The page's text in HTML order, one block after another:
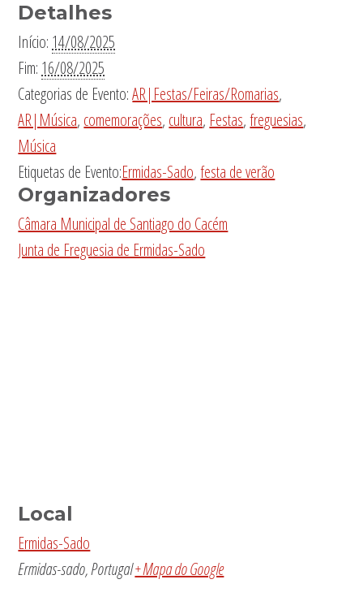
Detalhes
Início: 14/08/2025
Fim: 16/08/2025
Categorias de Evento:AR|Festas/Feiras/Romarias,
AR|Música, comemorações, cultura, Festas,freguesias,
Música
Etiquetas de Evento:Ermidas-Sado,festa de verão
Organizadores
Câmara Municipal de Santiago do Cacém
Junta de Freguesia de Ermidas-Sado
Local
Ermidas-Sado
Ermidas-sado,Portugal+ Mapa do Google